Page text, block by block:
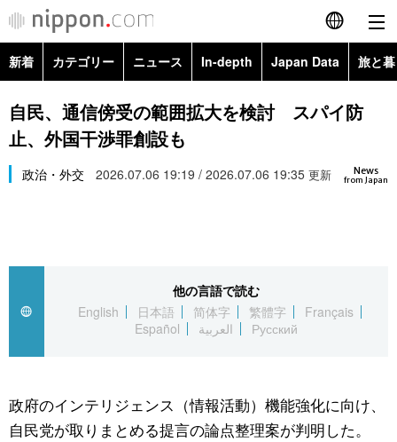
English
简体字
Русский
カテゴリー
経済・ビジネス
国際
文化
トップ
アーカイブ
In-depth
Japan Data
動画/Live
新着 カテゴリー ニュース In-depth Japan Data 旅と
政治・外交
経済・ビジネス
スポーツ・東京2020
Topics
自民、通信傍受の範囲拡大を検討 スパイ防
止、外国干渉罪創設も
News
from Japan
政治・外交 2026.07.06 19:19 / 2026.07.06 19:35 更新
他の言語で読む
English
日本語 简体字 繁體字
Français
Español
العربية Русский
政府のインテリジェンス（情報活動）機能強化に向け、
自民党が取りまとめる提言の論点整理案が判明した。